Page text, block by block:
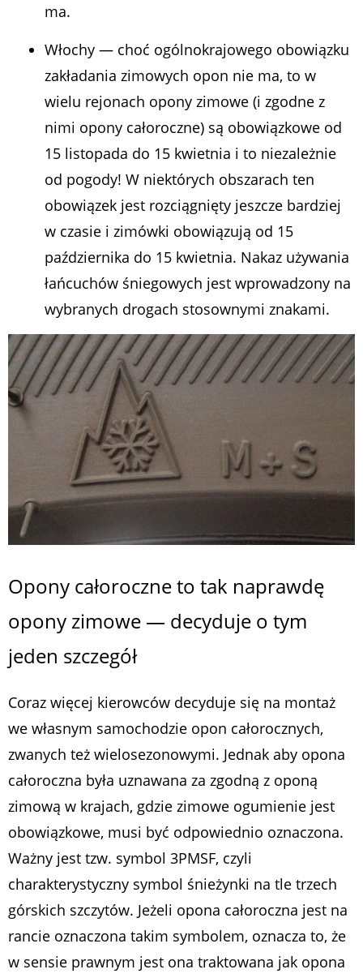
ma.
Włochy — choć ogólnokrajowego obowiązku
zakładania zimowych opon nie ma, to w
wielu rejonach opony zimowe (i zgodne z
nimi opony całoroczne) są obowiązkowe od
15 listopada do 15 kwietnia i to niezależnie
od pogody! W niektórych obszarach ten
obowiązek jest rozciągnięty jeszcze bardziej
w czasie i zimówki obowiązują od 15
października do 15 kwietnia. Nakaz używania
łańcuchów śniegowych jest wprowadzony na
wybranych drogach stosownymi znakami.
Opony całoroczne to tak naprawdę
opony zimowe — decyduje o tym
jeden szczegół
Coraz więcej kierowców decyduje się na montaż
we własnym samochodzie opon całorocznych,
zwanych też wielosezonowymi. Jednak aby opona
całoroczna była uznawana za zgodną z oponą
zimową w krajach, gdzie zimowe ogumienie jest
obowiązkowe, musi być odpowiednio oznaczona.
Ważny jest tzw. symbol 3PMSF, czyli
charakterystyczny symbol śnieżynki na tle trzech
górskich szczytów. Jeżeli opona całoroczna jest na
rancie oznaczona takim symbolem, oznacza to, że
w sensie prawnym jest ona traktowana jak opona